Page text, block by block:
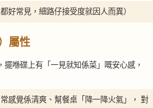
常見，細路仔接受度就因人而異）
屬性
喺碟上有「一見就知係菜」嘅安心感，
感覺係清爽、幫餐桌「降一降火氣」， 對